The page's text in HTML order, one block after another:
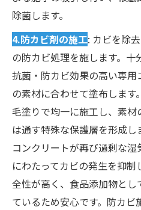
除菌します。
4.防カビ剤の施工: カビを除
の防カビ処理を施します。十
抗菌・防カビ効果の高い専
の素材に合わせて塗布しま
毛塗りで均一に施工し、素
は通す特殊な保護層を形成し
コンクリートが再び過剰な
にわたってカビの発生を抑
全性が高く、食品添加物と
ているため安心です。防カビ